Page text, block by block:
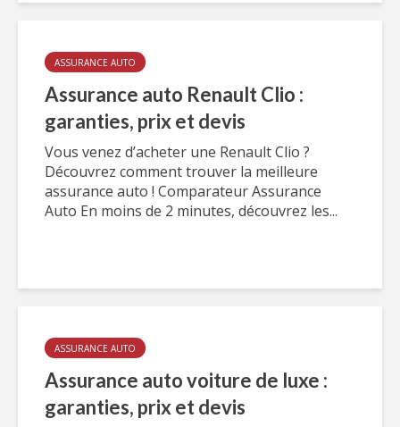
ASSURANCE AUTO
Assurance auto Renault Clio :
garanties, prix et devis
Vous venez d’acheter une Renault Clio ?
Découvrez comment trouver la meilleure
assurance auto ! Comparateur Assurance
Auto En moins de 2 minutes, découvrez les...
ASSURANCE AUTO
Assurance auto voiture de luxe :
garanties, prix et devis